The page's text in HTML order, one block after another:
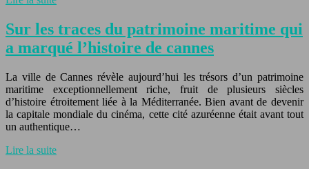
Sur les traces du patrimoine maritime qui
a marqué l’histoire de cannes
La ville de Cannes révèle aujourd’hui les trésors d’un patrimoine
maritime exceptionnellement riche, fruit de plusieurs siècles
d’histoire étroitement liée à la Méditerranée. Bien avant de devenir
la capitale mondiale du cinéma, cette cité azuréenne était avant tout
un authentique…
Lire la suite